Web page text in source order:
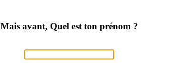
Mais avant, Quel est ton prénom ?